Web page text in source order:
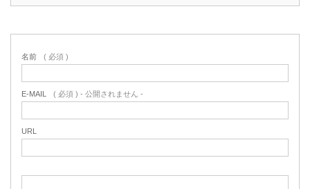
名前 ( 必須 )
E-MAIL ( 必須 ) - 公開されません -
URL